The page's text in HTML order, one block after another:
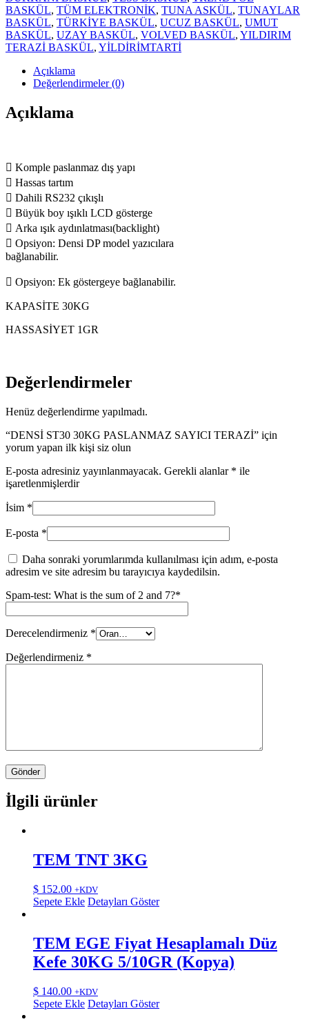
BASKÜL, TÜM ELEKTRONİK, TUNA ASKÜL, TUNAYLAR
BASKÜL, TÜRKİYE BASKÜL, UCUZ BASKÜL, UMUT
BASKÜL, UZAY BASKÜL, VOLVED BASKÜL, YILDIRIM
TERAZİ BASKÜL, YİLDİRİMTARTİ
Açıklama
Değerlendirmeler (0)
Açıklama
 Komple paslanmaz dış yapı
 Hassas tartım
 Dahili RS232 çıkışlı
 Büyük boy ışıklı LCD gösterge
 Arka ışık aydınlatması(backlight)
 Opsiyon: Densi DP model yazıcılara
bağlanabilir.
 Opsiyon: Ek göstergeye bağlanabilir.
KAPASİTE 30KG
HASSASİYET 1GR
Değerlendirmeler
Henüz değerlendirme yapılmadı.
“DENSİ ST30 30KG PASLANMAZ SAYICI TERAZİ” için
yorum yapan ilk kişi siz olun
E-posta adresiniz yayınlanmayacak. Gerekli alanlar * ile
işaretlenmişlerdir
İsim *
E-posta *
Daha sonraki yorumlarımda kullanılması için adım, e-posta
adresim ve site adresim bu tarayıcıya kaydedilsin.
Spam-test: What is the sum of 2 and 7?*
Derecelendirmeniz *
Değerlendirmeniz *
İlgili ürünler
TEM TNT 3KG
$ 152.00 +KDV
Sepete Ekle Detayları Göster
TEM EGE Fiyat Hesaplamalı Düz
Kefe 30KG 5/10GR (Kopya)
$ 140.00 +KDV
Sepete Ekle Detayları Göster